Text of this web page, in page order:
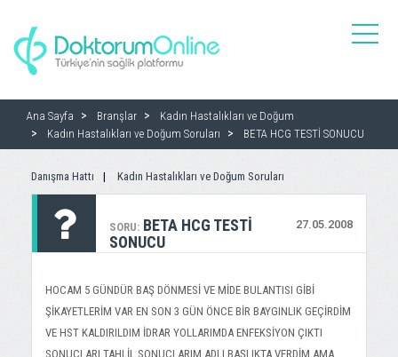
toggle
Ana Sayfa Branşlar
Kadın Hastalıkları ve Doğum
Kadın Hastalıkları ve Doğum Soruları
BETA HCG TESTİ SONUCU
Danışma Hattı Kadın Hastalıkları ve Doğum Soruları
SORU: 27.05.2008
BETA HCG TESTİ
SONUCU
HOCAM 5 GÜNDÜR BAŞ DÖNMESİ VE MİDE BULANTISI GİBİ
ŞİKAYETLERİM VAR EN SON 3 GÜN ÖNCE BİR BAYGINLIK GEÇİRDİM
VE HST KALDIRILDIM İDRAR YOLLARIMDA ENFEKSİYON ÇIKTI
SONUÇLARI TAHLİL SONUÇLARIM ADLI BAŞLIKTA VERDİM AMA